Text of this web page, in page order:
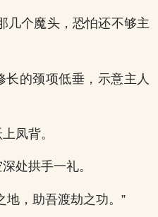
几个魔头，恐怕还不够主
的颈项低垂，示意主人
凤背。
处拱手一礼。
地，助吾渡劫之功。”